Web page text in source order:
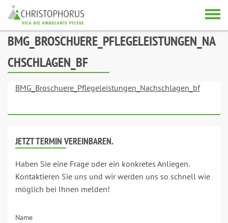
Skip to content
BMG_BROSCHUERE_PFLEGELEISTUNGEN_NA
CHSCHLAGEN_BF
BMG_Broschuere_Pflegeleistungen_Nachschlagen_bf
JETZT TERMIN VEREINBAREN.
Haben Sie eine Frage oder ein konkretes Anliegen.
Kontaktieren Sie uns und wir werden uns so schnell wie
möglich bei Ihnen melden!
Name